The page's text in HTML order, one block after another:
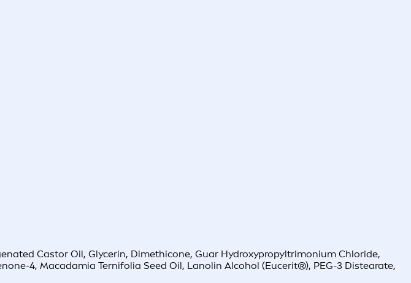
Castor Oil, Glycerin, Dimethicone, Guar Hydroxypropyltrimonium Chloride,
4, Macadamia Ternifolia Seed Oil, Lanolin Alcohol (Eucerit®), PEG-3 Distearate,